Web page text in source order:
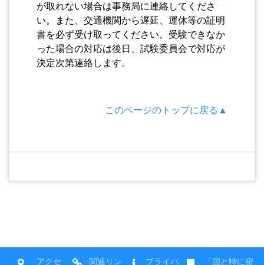
が取れない場合は事務局に連絡してくださ
い。また、交通機関から遅延、運休等の証明
書を必ず受け取ってください。受験できなか
った場合の対応は後日、試験委員会で対応が
決定次第連絡します。
このページのトップに戻る▲
アクセ 関連リン プライバ 「国と特に密